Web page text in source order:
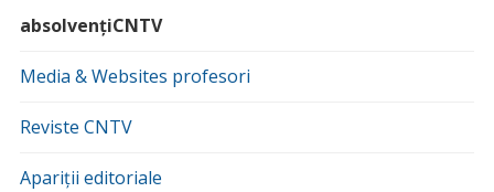
absolvențiCNTV
Media & Websites profesori
Reviste CNTV
Apariții editoriale